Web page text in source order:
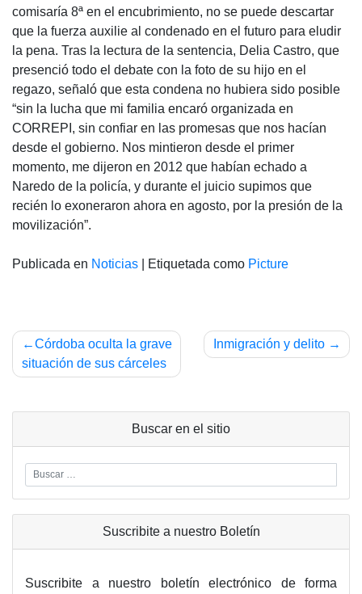
comisaría 8ª en el encubrimiento, no se puede descartar
que la fuerza auxilie al condenado en el futuro para eludir
la pena. Tras la lectura de la sentencia, Delia Castro, que
presenció todo el debate con la foto de su hijo en el
regazo, señaló que esta condena no hubiera sido posible
“sin la lucha que mi familia encaró organizada en
CORREPI, sin confiar en las promesas que nos hacían
desde el gobierno. Nos mintieron desde el primer
momento, me dijeron en 2012 que habían echado a
Naredo de la policía, y durante el juicio supimos que
recién lo exoneraron ahora en agosto, por la presión de la
movilización”.
Publicada en Noticias Etiquetada como Picture
Navegación
de
Córdoba oculta la grave
situación de sus cárceles
Inmigración y delito
Buscar en el sitio
Suscribite a nuestro Boletín
Suscribite a nuestro boletín electrónico de forma